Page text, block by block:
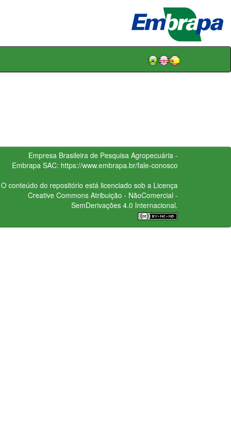
Empresa Brasileira de Pesquisa Agropecuária -
Embrapa SAC: https://www.embrapa.br/fale-conosco
O conteúdo do repositório está licenciado sob a Licença
Creative CommonsAtribuição - NãoComercial -
SemDerivações 4.0 Internacional.